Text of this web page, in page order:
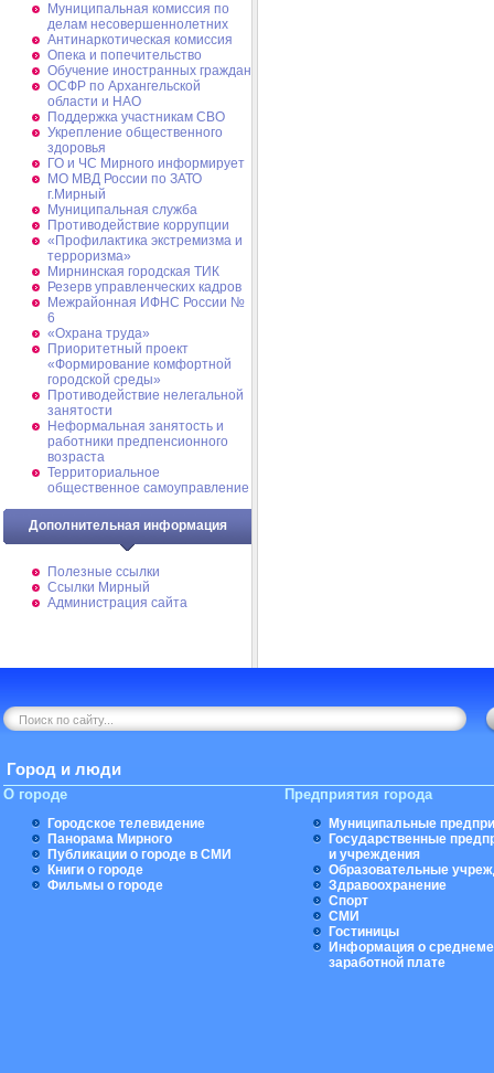
Муниципальная комиссия по
делам несовершеннолетних
Антинаркотическая комиссия
Опека и попечительство
Обучение иностранных граждан
ОСФР по Архангельской
области и НАО
Поддержка участникам СВО
Укрепление общественного
здоровья
ГО и ЧС Мирного информирует
МО МВД России по ЗАТО
г.Мирный
Муниципальная cлужба
Противодействие коррупции
«Профилактика экстремизма и
терроризма»
Мирнинская городская ТИК
Резерв управленческих кадров
Межрайонная ИФНС России №
6
«Охрана труда»
Приоритетный проект
«Формирование комфортной
городской среды»
Противодействие нелегальной
занятости
Неформальная занятость и
работники предпенсионного
возраста
Территориальное
общественное самоуправление
Дополнительная информация
Полезные ссылки
Ссылки Мирный
Администрация сайта
Город и люди
О городе
Городское телевидение
Панорама Мирного
Публикации о городе в СМИ
Книги о городе
Фильмы о городе
Предприятия города
Муниципальные
Государственные
и учреждения
Образовательные
Здравоохранение
Спорт
СМИ
Гостиницы
Информация о
заработной плате